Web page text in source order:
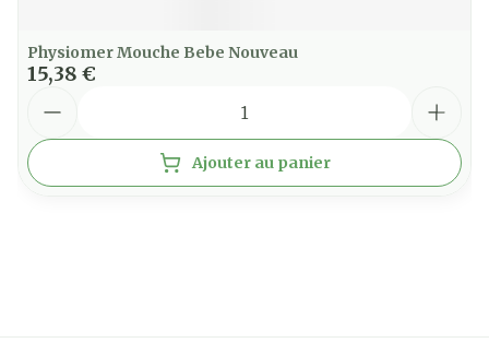
Physiomer Mouche Bebe Nouveau
15,38 €
Ajouter au panier